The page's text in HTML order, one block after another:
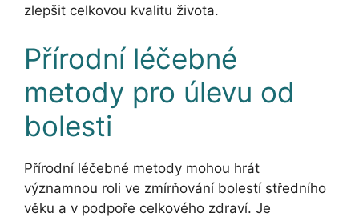
zlepšit celkovou kvalitu života.
Přírodní léčebné
metody pro úlevu od
bolesti
Přírodní léčebné metody mohou hrát
významnou roli ve zmírňování bolestí středního
věku a v podpoře celkového zdraví. Je